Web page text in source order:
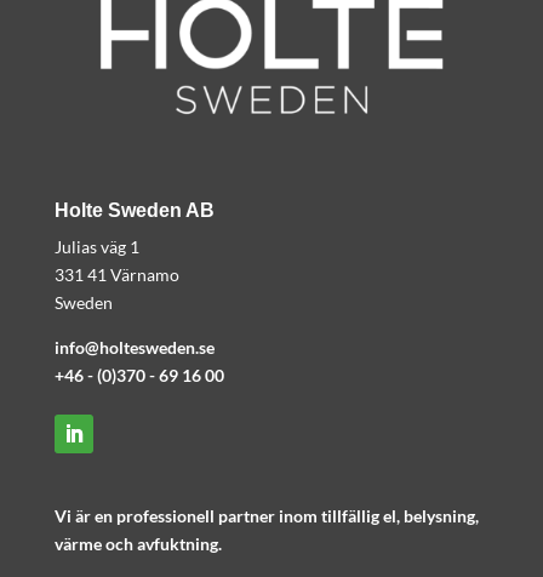
Holte Sweden AB
Julias väg 1
331 41 Värnamo
Sweden
info@holtesweden.se
+46 - (0)370 - 69 16 00
Vi är en professionell partner inom tillfällig el, belysning,
värme och avfuktning.